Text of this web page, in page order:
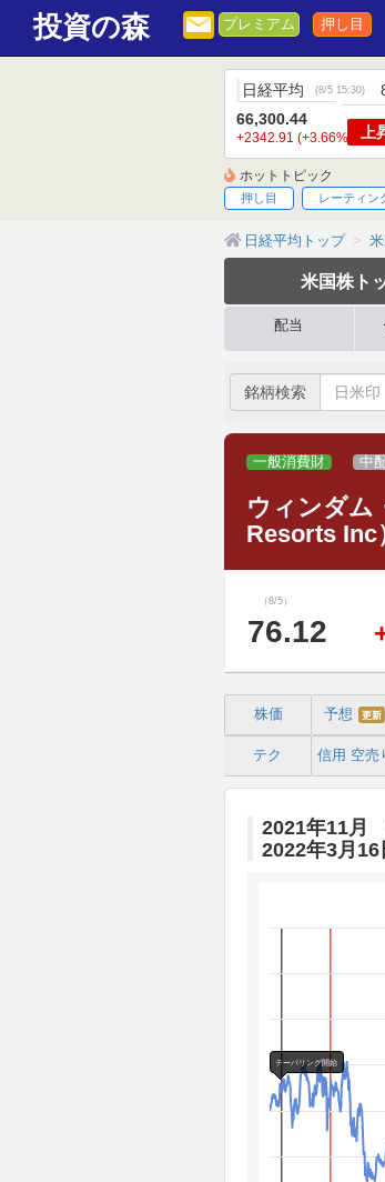
投資の森 プレミアム 押し目
日経平均 (8/5 15:30)
66,300.44
+2342.91 (+3.66%) 上
ホットトピック
押し目 レーティン
日経平均トップ
米国株 ト
配当
銘柄検索
一般消費財 中
ウィンダム
Resorts Inc
（8/5）
76.12
株価 予想 更新
テク 信用 空売
2021年11月
2022年3月
Chart
The chart has 1
Chart
利上げ開始
テーパリング開始